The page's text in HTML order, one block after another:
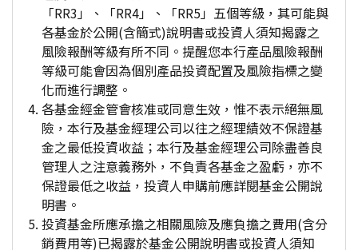
「RR3」、「RR4」、「RR5」五個等級，其可能與
各基金於公開(含簡式)說明書或投資人須知揭露之
風險報酬等級有所不同。提醒您本行產品風險報酬
等級可能會因為個別產品投資配置及風險指標之變
化而進行調整。
各基金經金管會核准或同意生效，惟不表示絕無風
險，本行及基金經理公司以往之經理績效不保證基
金之最低投資收益；本行及基金經理公司除盡善良
管理人之注意義務外，不負責各基金之盈虧，亦不
保證最低之收益，投資人申購前應詳閱基金公開說
明書。
投資基金所應承擔之相關風險及應負擔之費用(含分
銷費用等)已揭露於基金公開說明書或投資人須知